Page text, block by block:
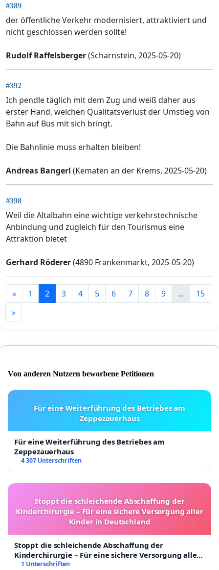
#389
der öffentliche Verkehr modernisiert, attraktiviert und
nicht geschlossen werden sollte!
Rudolf Raffelsberger(Scharnstein, 2025-05-20)
#392
Ich pendle täglich mit dem Zug und weiß daher aus
erster Hand, welchen Qualitätsverlust der Umstieg von
Bahn auf Bus mit sich bringt.
Die Bahnlinie muss erhalten bleiben!
Andreas Bangerl (Kematen an der Krems, 2025-05-20)
#398
Weil die Altalbahn eine wichtige verkehrstechnische
Anbindung und zugleich für den Tourismus eine
Attraktion bietet
Gerhard Röderer(4890 Frankenmarkt, 2025-05-20)
« 1 2 3 4 5 6 7 8 9 ...
15
»
Von anderen Nutzern beworbene Petitionen
Für eine Weiterführung des Betriebes am
Zeppezauerhaus
Für eine Weiterführung des Betriebes am
Zeppezauerhaus
4 307 Unterschriften
Stoppt die schleichende Abschaffung der
Kinderchirurgie – Für eine sichere Versorgung aller
Kinder in Deutschland
Stoppt die schleichende Abschaffung der
Kinderchirurgie – Für eine sichere Versorgung aller
Kinder in Deutschland
1 Unterschriften